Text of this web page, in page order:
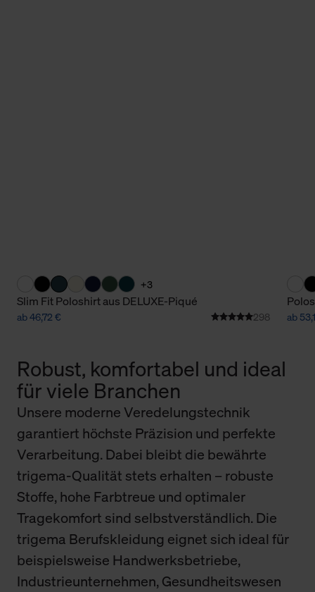
+3
Slim Fit Poloshirt aus DELUXE-Piqué
ab 46,72 € 298 ab
Robust, komfortabel und ideal
für viele Branchen
Unsere moderne Veredelungstechnik
garantiert höchste Präzision und perfekte
Verarbeitung. Dabei bleibt die bewährte
trigema-Qualität stets erhalten – robuste
Stoffe, hohe Farbtreue und optimaler
Tragekomfort sind selbstverständlich. Die
trigema Berufskleidung eignet sich ideal für
beispielsweise Handwerksbetriebe,
Industrieunternehmen, Gesundheitswesen